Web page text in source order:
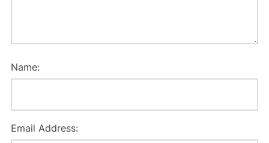
Name:
Email Address: